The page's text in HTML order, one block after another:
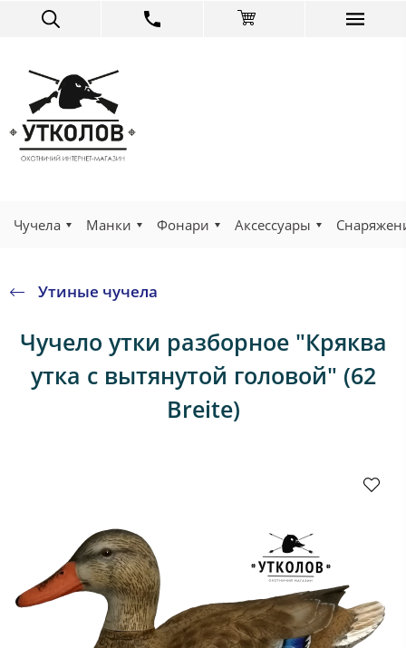
Чучела Манки Фонари Аксессуары
Утиные чучела
Чучело утки разборное "Кряква
утка с вытянутой головой" (62
Breite)